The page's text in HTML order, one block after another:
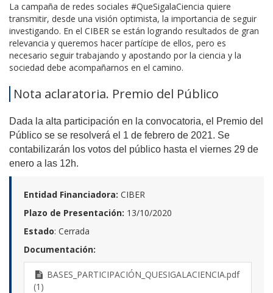
La campaña de redes sociales #QueSigalaCiencia quiere
transmitir, desde una visión optimista, la importancia de seguir
investigando. En el CIBER se están logrando resultados de gran
relevancia y queremos hacer partícipe de ellos, pero es
necesario seguir trabajando y apostando por la ciencia y la
sociedad debe acompañarnos en el camino.
Nota aclaratoria. Premio del Público
Dada la alta participación en la convocatoria, el Premio del
Público se se resolverá el 1 de febrero de 2021. Se
contabilizarán los votos del público hasta el viernes 29 de
enero a las 12h.
Entidad Financiadora: CIBER
Plazo de Presentación: 13/10/2020
Estado: Cerrada
Documentación:
BASES_PARTICIPACIÓN_QUESIGALACIENCIA.pdf
(1)